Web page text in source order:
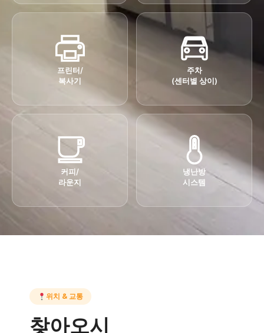
프린터/
복사기
주차
(센터별 상이)
커피/
라운지
냉난방
시스템
위치 & 교통
찾아오시